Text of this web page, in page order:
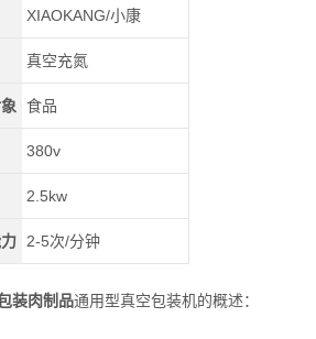
XIAOKANG/小康
真空充氮
食品
380v
2.5kw
2-5次/分钟
装肉制品通用型真空包装机的概述：